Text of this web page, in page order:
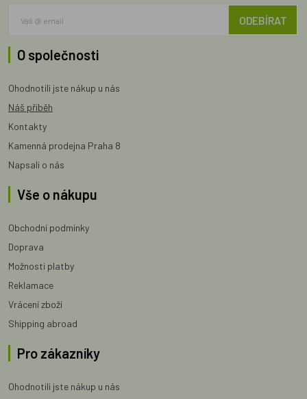
ODEBÍRAT
O společnosti
Ohodnotili jste nákup u nás
Náš příběh
Kontakty
Kamenná prodejna Praha 8
Napsali o nás
Vše o nákupu
Obchodní podmínky
Doprava
Možnosti platby
Reklamace
Vrácení zboží
Shipping abroad
Pro zákazníky
Ohodnotili jste nákup u nás